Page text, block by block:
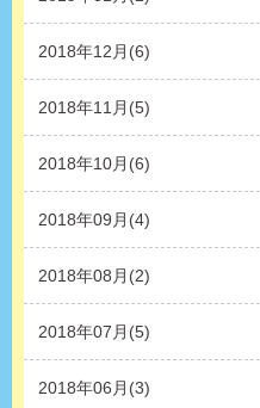
2018年12月(6)
2018年11月(5)
2018年10月(6)
2018年09月(4)
2018年08月(2)
2018年07月(5)
2018年06月(3)